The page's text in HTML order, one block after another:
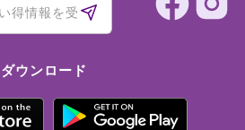
ダウンロード